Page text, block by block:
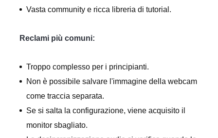
Vasta community e ricca libreria di tutorial.
Reclami più comuni:
Troppo complesso per i principianti.
Non è possibile salvare l'immagine della webcam
come traccia separata.
Se si salta la configurazione, viene acquisito il
monitor sbagliato.